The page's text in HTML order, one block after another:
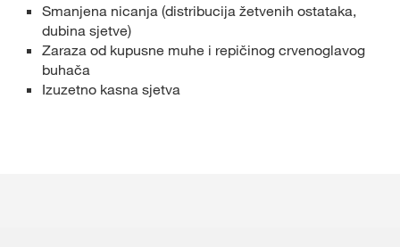
Smanjena nicanja (distribucija žetvenih ostataka,
dubina sjetve)
Zaraza od kupusne muhe i repičinog crvenoglavog
buhača
Izuzetno kasna sjetva